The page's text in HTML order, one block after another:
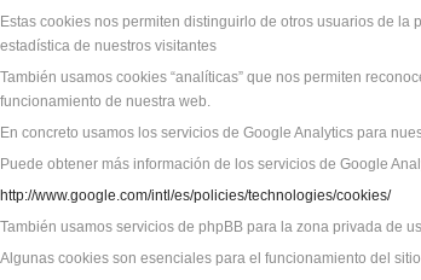
Estas cookies nos permiten distinguirlo de otros usuarios de
estadística de nuestros visitantes
También usamos cookies “analíticas” que nos permiten
funcionamiento de nuestra web.
En concreto usamos los servicios de Google Analytics para
Puede obtener más información de los servicios de Google
http://www.google.com/intl/es/policies/technologies/cookies/
También usamos servicios de phpBB para la zona privada de
Algunas cookies son esenciales para el funcionamiento del